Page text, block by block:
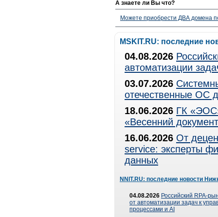
А знаете ли Вы что?
Можете приобрести ДВА домена
MSKIT.RU: последние
04.08.2026
автоматизации
03.07.2026
отечественные ОС
18.06.2026 ГК
«Весенний
16.06.2026 От
service: эксперты
данных
NNIT.RU: последние новости
04.08.2026 Российский RPA-
от автоматизации задач к
процессами и AI